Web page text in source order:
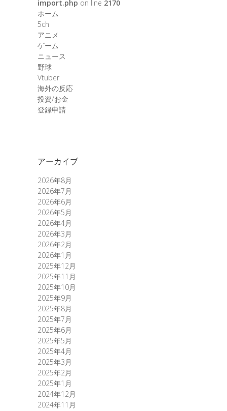
import.php on line 2170
ホーム
5ch
アニメ
ゲーム
ニュース
野球
Vtuber
海外の反応
投資/お金
登録申請
アーカイブ
2026年8月
2026年7月
2026年6月
2026年5月
2026年4月
2026年3月
2026年2月
2026年1月
2025年12月
2025年11月
2025年10月
2025年9月
2025年8月
2025年7月
2025年6月
2025年5月
2025年4月
2025年3月
2025年2月
2025年1月
2024年12月
2024年11月